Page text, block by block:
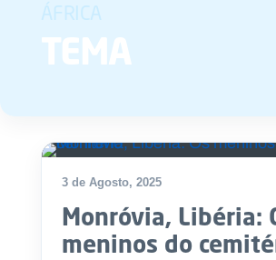
ÁFRICA
TEMA
3 de Agosto, 2025
Monróvia, Libéria:
meninos do
Início
Quem
O
que
fazemos
Recursos